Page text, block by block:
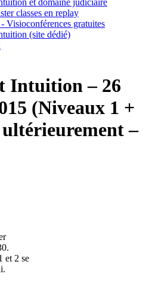
et domaine judiciaire
classes en replay
Visioconférences gratuites
(site dédié)
Intuition – 26
(Niveaux 1 +
–
et 2 se